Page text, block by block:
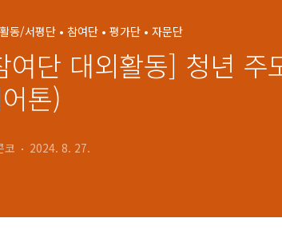
동/서평단 • 참여단 • 평가단 • 자문단
여단 대외활동] 청년 주
톤)
코 2024. 8. 27.